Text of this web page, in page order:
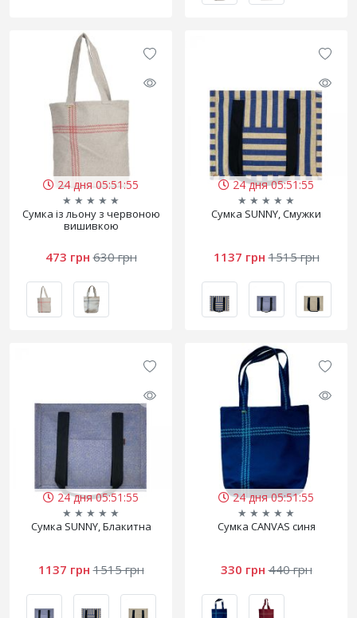
24 дня 05:51:55
★ ★ ★ ★ ★
Сумка із льону з червоною
вишивкою
473 грн 630 грн
24 дня 05:51:55
★ ★ ★ ★ ★
Сумка SUNNY, Смужки
1137 грн 1515 грн
24 дня 05:51:55
★ ★ ★ ★ ★
Сумка SUNNY, Блакитна
1137 грн 1515 грн
24 дня 05:51:55
★ ★ ★ ★ ★
Сумка CANVAS синя
330 грн 440 грн